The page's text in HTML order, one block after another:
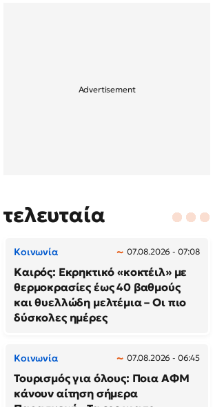
τελευταία
Κοινωνία 07.08.2026 - 07:08
Καιρός: Εκρηκτικό «κοκτέιλ» με
θερμοκρασίες έως 40 βαθμούς
και θυελλώδη μελτέμια – Οι πιο
δύσκολες ημέρες
Κοινωνία 07.08.2026 - 06:45
Τουρισμός για όλους: Ποια ΑΦΜ
κάνουν αίτηση σήμερα